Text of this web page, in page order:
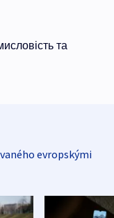
та
evropskými